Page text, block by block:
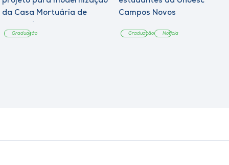
da Casa Mortuária de
Graduação
Campos Novos
Graduação Notícia